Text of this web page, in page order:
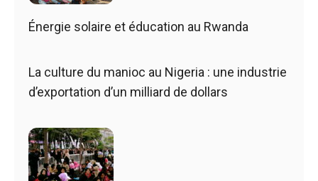
Énergie solaire et éducation au Rwanda
La culture du manioc au Nigeria : une industrie
d’exportation d’un milliard de dollars